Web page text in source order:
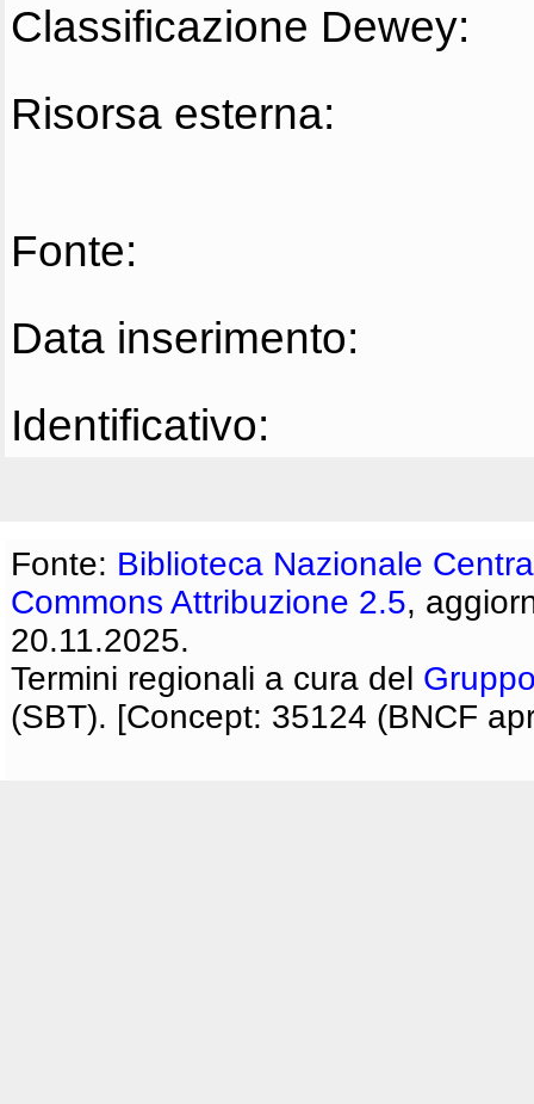
Classificazione Dewey:
Risorsa esterna:
Fonte:
Data inserimento:
Identificativo:
Fonte: Biblioteca Nazionale
Commons Attribuzione 2.5,
20.11.2025.
Termini regionali a cura del
(SBT). [Concept: 35124 (BNCF